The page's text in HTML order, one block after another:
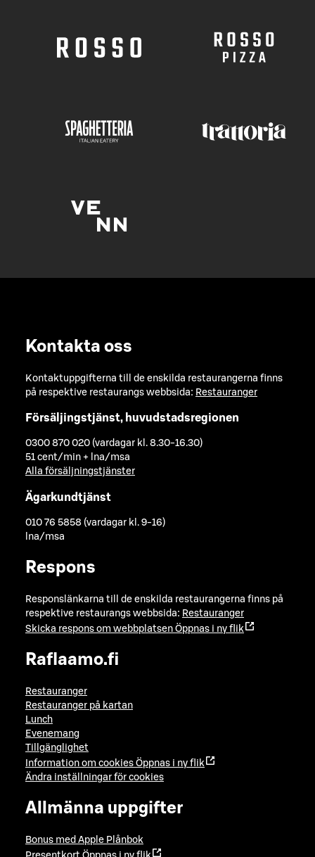
Kontakta oss
Kontaktuppgifterna till de enskilda restaurangerna finns
på respektive restaurangs webbsida: Restauranger
Försäljingstjänst, huvudstadsregionen
0300 870 020 (vardagar kl. 8.30-16.30)
51 cent/min + lna/msa
Alla försäljningstjänster
Ägarkundtjänst
010 76 5858 (vardagar kl. 9-16)
lna/msa
Respons
Responslänkarna till de enskilda restaurangerna finns på
respektive restaurangs webbsida: Restauranger
Skicka respons om webbplatsen Öppnas i ny flik
Raflaamo.fi
Restauranger
Restauranger på kartan
Lunch
Evenemang
Tillgänglighet
Information om cookies Öppnas i ny flik
Ändra inställningar för cookies
Allmänna uppgifter
Bonus med Apple Plånbok